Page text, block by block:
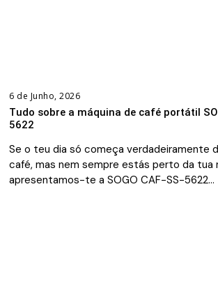
6 de Junho, 2026
Tudo sobre a máquina de café portátil
5622
Se o teu dia só começa verdadeiramente
café, mas nem sempre estás perto da tua
apresentamos-te a SOGO CAF-SS-5622…